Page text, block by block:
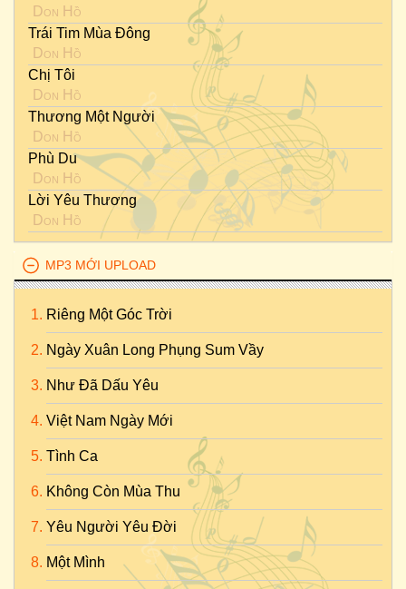
Don Hồ
Trái Tim Mùa Đông
Don Hồ
Chị Tôi
Don Hồ
Thương Một Người
Don Hồ
Phù Du
Don Hồ
Lời Yêu Thương
Don Hồ
MP3 MỚI UPLOAD
Riêng Một Góc Trời
Ngày Xuân Long Phụng Sum Vầy
Như Đã Dấu Yêu
Việt Nam Ngày Mới
Tình Ca
Không Còn Mùa Thu
Yêu Người Yêu Đời
Một Mình